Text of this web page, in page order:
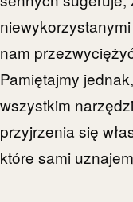
nam
Pamiętajmy
wszystkim
przyjrzenia się
które sami